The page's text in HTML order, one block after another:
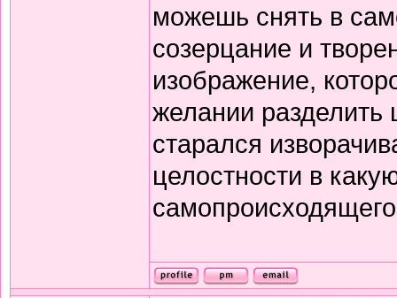
можешь снять в
созерцание и
изображение,
желании разделить
старался
целостности в